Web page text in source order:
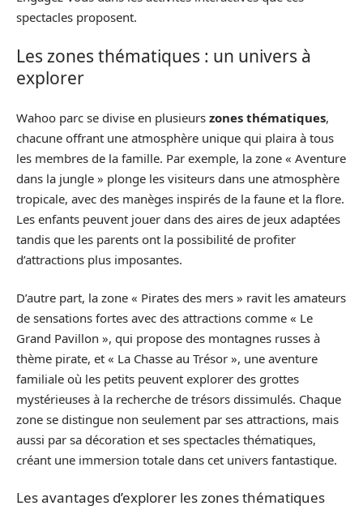
spectacles proposent.
Les zones thématiques : un univers à
explorer
Wahoo parc se divise en plusieurs zones thématiques,
chacune offrant une atmosphère unique qui plaira à tous
les membres de la famille. Par exemple, la zone « Aventure
dans la jungle » plonge les visiteurs dans une atmosphère
tropicale, avec des manèges inspirés de la faune et la flore.
Les enfants peuvent jouer dans des aires de jeux adaptées
tandis que les parents ont la possibilité de profiter
d’attractions plus imposantes.
D’autre part, la zone « Pirates des mers » ravit les amateurs
de sensations fortes avec des attractions comme « Le
Grand Pavillon », qui propose des montagnes russes à
thème pirate, et « La Chasse au Trésor », une aventure
familiale où les petits peuvent explorer des grottes
mystérieuses à la recherche de trésors dissimulés. Chaque
zone se distingue non seulement par ses attractions, mais
aussi par sa décoration et ses spectacles thématiques,
créant une immersion totale dans cet univers fantastique.
Les avantages d’explorer les zones thématiques